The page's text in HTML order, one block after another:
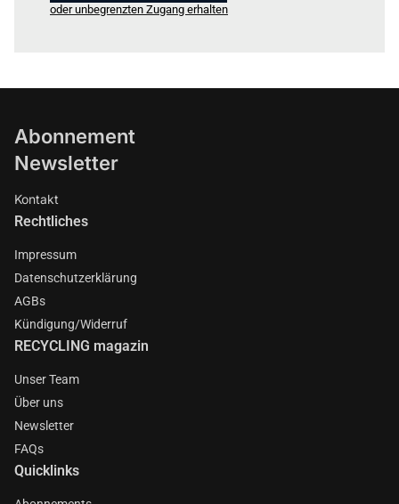
oder unbegrenzten Zugang erhalten
Abonnement
Newsletter
Kontakt
Rechtliches
Impressum
Datenschutzerklärung
AGBs
Kündigung/Widerruf
RECYCLING magazin
Unser Team
Über uns
Newsletter
FAQs
Quicklinks